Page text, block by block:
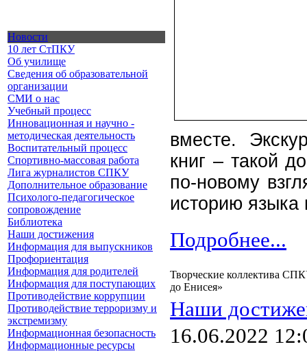
Новости
10 лет СтПКУ
Об училище
Сведения об образовательной
организации
СМИ о нас
Учебный процесс
Инновационная и научно -
методическая деятельность
Воспитательный процесс
Спортивно-массовая работа
Лига журналистов СПКУ
Дополнительное образование
Психолого-педагогическое
сопровождение
Библиотека
Наши достижения
Информация для выпускников
Профориентация
Информация для родителей
Информация для поступающих
Противодействие коррупции
Противодействие терроризму и
экстремизму
Информационная безопасность
Информационные ресурсы
вместе.
книг – такой
по-новому
историю
Подробнее...
Творческие коллектива
до Енисея»
Наши
16.06.2022